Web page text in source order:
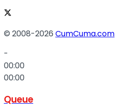
© 2008-2026 CumCuma.com
-
00:00
00:00
Queue